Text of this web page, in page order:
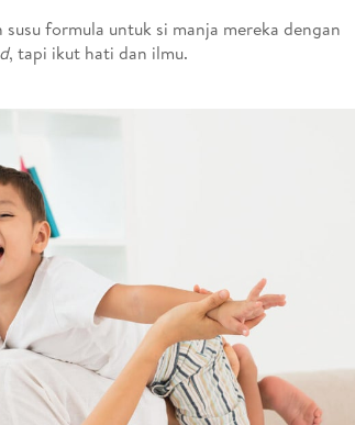
formula untuk si manja mereka dengan
, tapi ikut hati dan ilmu.